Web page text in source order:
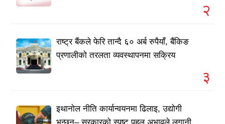
२
राष्ट्र बैंकले फेरि तान्दै ६० अर्ब रुपैयाँ, बैंकिङ
प्रणालीको तरलता व्यवस्थापनमा सक्रिय
३
इथानोल नीति कार्यान्वयनमा ढिलाइ, उद्योगी